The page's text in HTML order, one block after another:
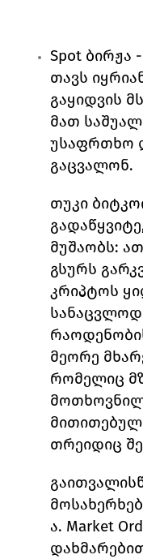
Spot ბირჟა
თავს
გაყიდვის
მათ
უსაფრთხო
გაცვალონ.
თუკი
მუშაობს:
გსურს
კრიპტოს
მეორე
რომელიც
თრეიდიც
ა. Market